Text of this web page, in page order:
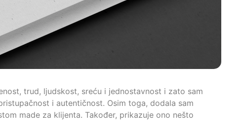
trud, ljudskost, sreću i jednostavnost i zato sam
i autentičnost. Osim toga, dodala sam
made za klijenta. Također, prikazuje ono nešto